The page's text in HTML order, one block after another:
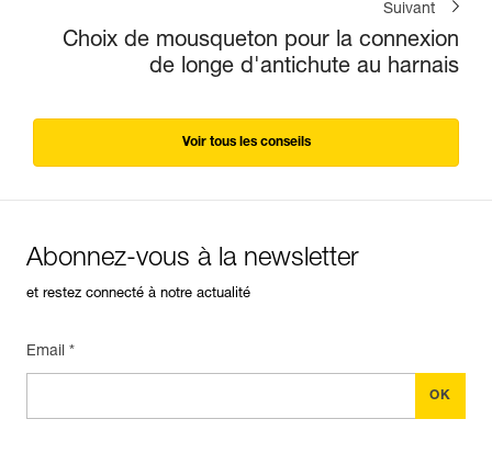
Suivant
Choix de mousqueton pour la connexion
de longe d'antichute au harnais
Voir tous les conseils
Abonnez-vous à la newsletter
et restez connecté à notre actualité
Email *